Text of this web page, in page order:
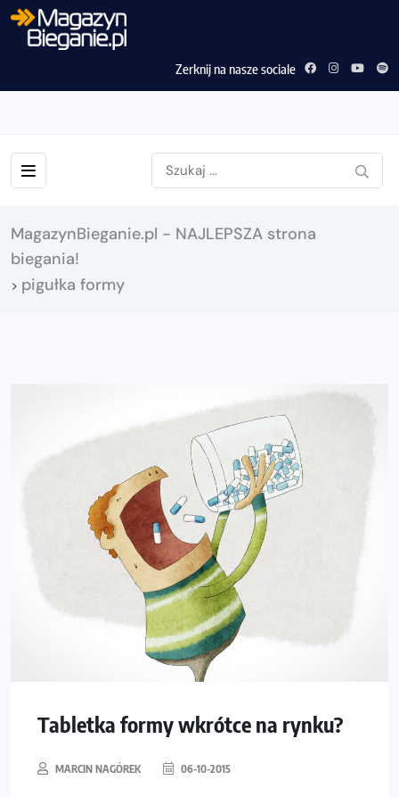
Zerknij na nasze sociale
MagazynBieganie.pl - NAJLEPSZA strona
biegania!
> pigułka formy
Tabletka formy wkrótce na rynku?
MARCIN NAGÓREK 06-10-2015